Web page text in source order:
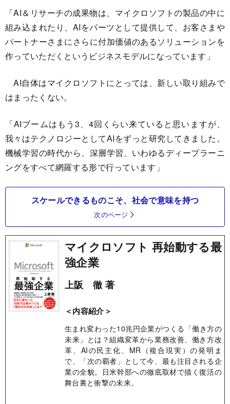
「AI＆リサーチの成果物は、マイクロソフトの製品の中に
組み込まれたり、AIをパーツとして提供して、お客さまや
パートナーさまにさらに付加価値のあるソリューションを
作っていただくというビジネスモデルになっています」
AI自体はマイクロソフトにとっては、新しい取り組みで
はまったくない。
「AIブームはもう3、4回くらい来ていると思いますが、
我々はテクノロジーとしてAIをずっと研究してきました。
機械学習の時代から、深層学習、いわゆるディープラーニ
ングをすべて網羅する形で行っています」
スケールできるものこそ、社会で意味を持つ
次のページ
マイクロソフト 再始動する最
強企業
上阪 徹 著
＜内容紹介＞
生まれ変わった10兆円企業がつくる「働き方の
未来」とは？組織変革から業務改善、働き方改
革、AIの民主化、MR（複合現実）の発明ま
で、「次の覇者」として今、最も注目される企
業の全貌。日米幹部への徹底取材で描く復活の
舞台裏と衝撃の未来。